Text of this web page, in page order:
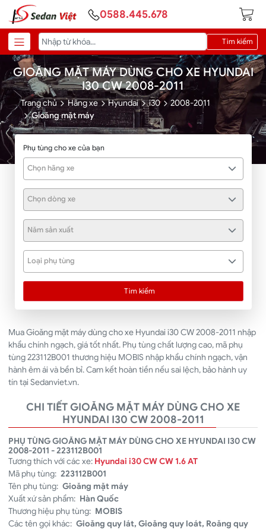
0588.445.678
Tìm kiếm
GIOĂNG MẶT MÁY DÙNG CHO XE HYUNDAI
I30 CW 2008-2011
Trang chủ Hãng xe Hyundai i30
2008-2011
Gioăng mặt máy
Phụ tùng cho xe của bạn
Chọn hãng xe
Chọn dòng xe
Năm sản xuất
Loại phụ tùng
Tìm kiếm
Mua Gioăng mặt máy dùng cho xe Hyundai i30 CW 2008-2011 nhập
khẩu chính ngạch, giá tốt nhất. Phụ tùng chất lượng cao, mã phụ
tùng 223112B001 thương hiệu MOBIS nhập khẩu chính ngạch, vận
hành êm ái và bền bỉ. Cam kết hoàn tiền nếu sai lệch, bảo hành uy
tín tại Sedanviet.vn.
CHI TIẾT GIOĂNG MẶT MÁY DÙNG CHO XE
HYUNDAI I30 CW 2008-2011
PHỤ TÙNG GIOĂNG MẶT MÁY DÙNG CHO XE HYUNDAI I30 CW
2008-2011 - 223112B001
Tương thích với các xe: Hyundai i30 CW CW 1.6 AT
Mã phụ tùng: 223112B001
Tên phụ tùng: Gioăng mặt máy
Xuất xứ sản phẩm: Hàn Quốc
Thương hiệu phụ tùng: MOBIS
Các tên gọi khác: Gioăng quy lát, Gioăng quy loát, Roăng quy